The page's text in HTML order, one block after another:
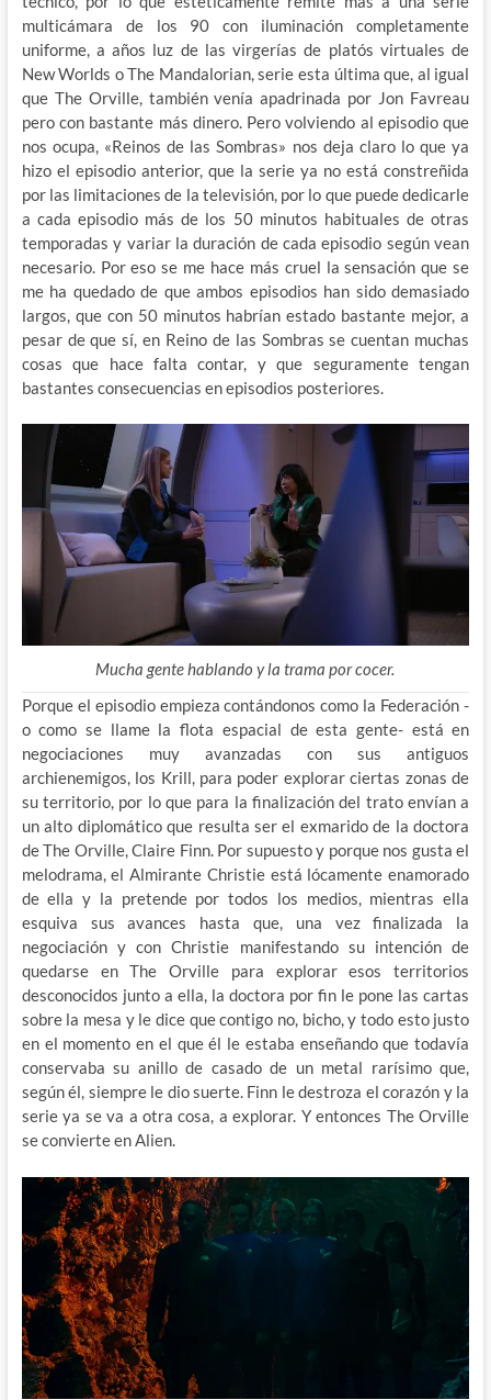
multicámara de los 90 con iluminación completamente
uniforme, a años luz de las virgerías de platós virtuales de
New Worlds o The Mandalorian, serie esta última que, al igual
que The Orville, también venía apadrinada por Jon Favreau
pero con bastante más dinero. Pero volviendo al episodio que
nos ocupa, «Reinos de las Sombras» nos deja claro lo que ya
hizo el episodio anterior, que la serie ya no está constreñida
por las limitaciones de la televisión, por lo que puede dedicarle
a cada episodio más de los 50 minutos habituales de otras
temporadas y variar la duración de cada episodio según vean
necesario. Por eso se me hace más cruel la sensación que se
me ha quedado de que ambos episodios han sido demasiado
largos, que con 50 minutos habrían estado bastante mejor, a
pesar de que sí, en Reino de las Sombras se cuentan muchas
cosas que hace falta contar, y que seguramente tengan
bastantes consecuencias en episodios posteriores.
Mucha gente hablando y la trama por cocer.
Porque el episodio empieza contándonos como la Federación -
o como se llame la flota espacial de esta gente- está en
negociaciones muy avanzadas con sus antiguos
archienemigos, los Krill, para poder explorar ciertas zonas de
su territorio, por lo que para la finalización del trato envían a
un alto diplomático que resulta ser el exmarido de la doctora
de The Orville, Claire Finn. Por supuesto y porque nos gusta el
melodrama, el Almirante Christie está lócamente enamorado
de ella y la pretende por todos los medios, mientras ella
esquiva sus avances hasta que, una vez finalizada la
negociación y con Christie manifestando su intención de
quedarse en The Orville para explorar esos territorios
desconocidos junto a ella, la doctora por fin le pone las cartas
sobre la mesa y le dice que contigo no, bicho, y todo esto justo
en el momento en el que él le estaba enseñando que todavía
conservaba su anillo de casado de un metal rarísimo que,
según él, siempre le dio suerte. Finn le destroza el corazón y la
serie ya se va a otra cosa, a explorar. Y entonces The Orville
se convierte en Alien.